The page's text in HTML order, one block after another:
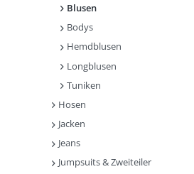
Blusen
Bodys
Hemdblusen
Longblusen
Tuniken
Hosen
Jacken
Jeans
Jumpsuits & Zweiteiler